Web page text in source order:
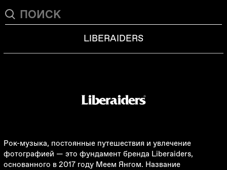
LIBERAIDERS
Рок-музыка, постоянные путешествия и увлечение
фотографией — это фундамент бренда Liberaiders,
основанного в 2017 году Меем Янгом. Название